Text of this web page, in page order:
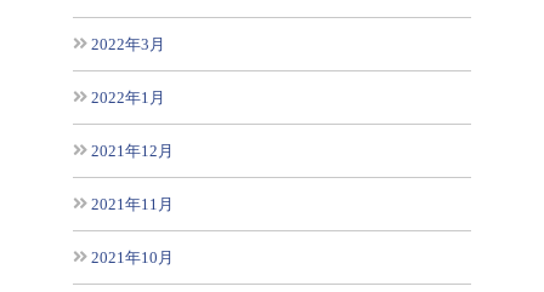
2022年3月
2022年1月
2021年12月
2021年11月
2021年10月